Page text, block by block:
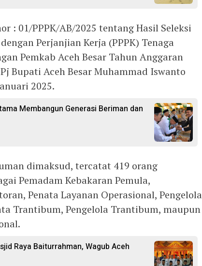
: 01/PPPK/AB/2025 tentang Hasil Seleksi
Perjanjian Kerja (PPPK) Tenaga
Pemkab Aceh Besar Tahun Anggaran
Bupati Aceh Besar Muhammad Iswanto
2025.
Membangun Generasi Beriman dan
dimaksud, tercatat 419 orang
Pemadam Kebakaran Pemula,
Penata Layanan Operasional, Pengelola
Trantibum, Pengelola Trantibum, maupun
Raya Baiturrahman, Wagub Aceh